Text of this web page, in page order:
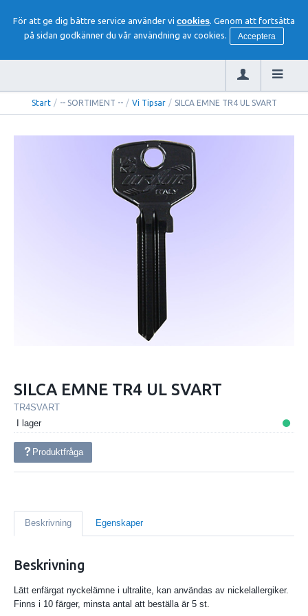
För att ge dig bättre service använder vi cookies. Genom att fortsätta
på sidan godkänner du vår användning av cookies.
Acceptera
Start / -- SORTIMENT -- / Vi Tipsar / SILCA EMNE TR4 UL SVART
SILCA EMNE TR4 UL SVART
TR4SVART
I lager
Produktfråga
Beskrivning Egenskaper
Beskrivning
Lätt enfärgat nyckelämne i ultralite, kan användas av nickelallergiker.
Finns i 10 färger, minsta antal att beställa är 5 st.